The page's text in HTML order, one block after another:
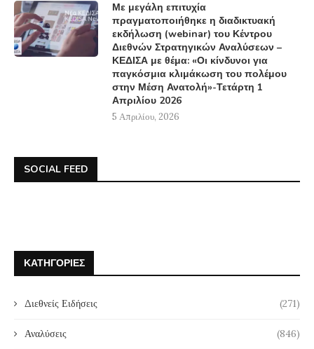
Με μεγάλη επιτυχία
πραγματοποιήθηκε η διαδικτυακή
εκδήλωση (webinar) του Κέντρου
Διεθνών Στρατηγικών Αναλύσεων –
ΚΕΔΙΣΑ με θέμα: «Οι κίνδυνοι για
παγκόσμια κλιμάκωση του πολέμου
στην Μέση Ανατολή»-Τετάρτη 1
Απριλίου 2026
5 Απριλίου, 2026
SOCIAL FEED
ΚΑΤΗΓΟΡΊΕΣ
Διεθνείς Ειδήσεις (271)
Αναλύσεις (846)